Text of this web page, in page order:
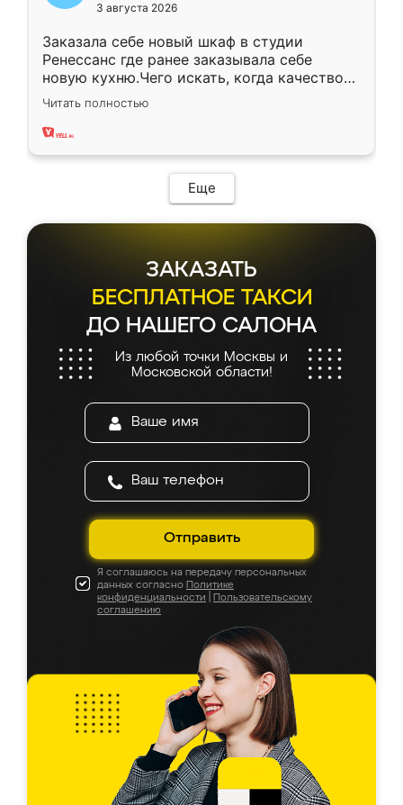
3 августа 2026
Заказала себе новый шкаф в студии
Ренессанс где ранее заказывала себе
новую кухню.Чего искать, когда качеством
вполне довольна. Служит кухня уже почти
два года, нареканий нет.
Читать полностью
Еще
ЗАКАЗАТЬ
БЕСПЛАТНОЕ ТАКСИ
ДО НАШЕГО САЛОНА
Из любой точки Москвы и
Московской области!
Отправить
Я соглашаюсь на передачу персональных
данных согласно Политике
конфиденциальности
Пользовательскому
соглашению